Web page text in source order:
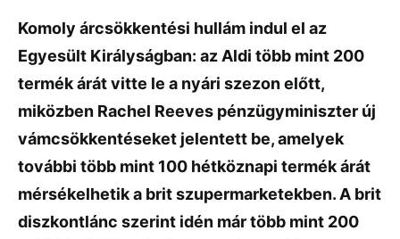
Komoly árcsökkentési hullám indul el az
Egyesült Királyságban: az Aldi több mint 200
termék árát vitte le a nyári szezon előtt,
miközben Rachel Reeves pénzügyminiszter új
vámcsökkentéseket jelentett be, amelyek
további több mint 100 hétköznapi termék árát
mérsékelhetik a brit szupermarketekben. A brit
diszkontlánc szerint idén már több mint 200